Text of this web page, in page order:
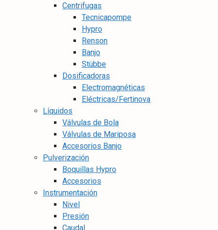
Centrifugas
Tecnicapompe
Hypro
Renson
Banjo
Stübbe
Dosificadoras
Electromagnéticas
Eléctricas/Fertinova
Líquidos
Válvulas de Bola
Válvulas de Mariposa
Accesorios Banjo
Pulverización
Boquillas Hypro
Accesorios
Instrumentación
Nivel
Presión
Caudal